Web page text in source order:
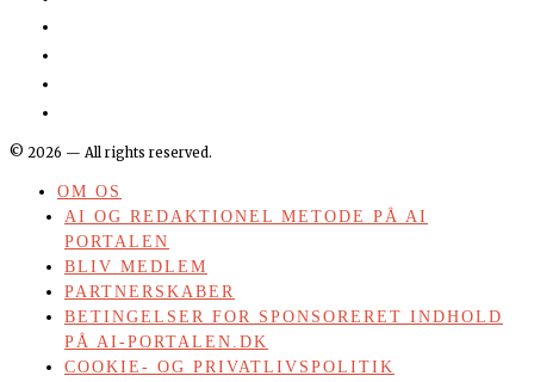
© 2026 — All rights reserved.
OM OS
AI OG REDAKTIONEL METODE PÅ AI
PORTALEN
BLIV MEDLEM
PARTNERSKABER
BETINGELSER FOR SPONSORERET INDHOLD
PÅ AI-PORTALEN.DK
COOKIE- OG PRIVATLIVSPOLITIK